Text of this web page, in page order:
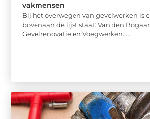
vakmensen
Bij het overwegen van gevelwerken is
bovenaan de lijst staat: Van den
Gevelrenovatie en Voegwerken. ...